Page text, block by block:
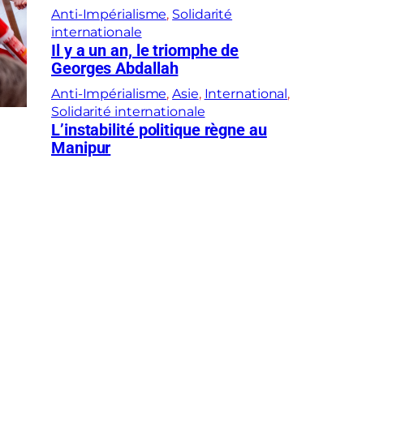
Anti-Impérialisme, Solidarité
internationale
Il y a un an, le triomphe de
Georges Abdallah
Anti-Impérialisme, Asie, International
Solidarité internationale
L’instabilité politique règne au
Manipur